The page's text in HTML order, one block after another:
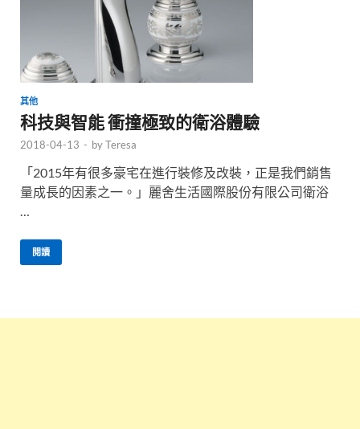
其他
科技與智能 衝撞極致的衛浴體驗
2018-04-13 - byTeresa
「2015年有很多豪宅在進行裝修及改裝，正是我們銷售
量成長的因素之一。」麗舍生活國際股份有限公司衛浴
閱讀